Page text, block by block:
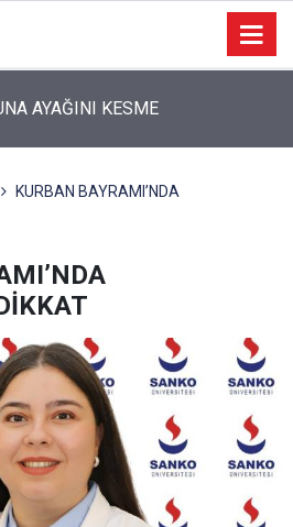
KURBAN BAYRAMI’NDA